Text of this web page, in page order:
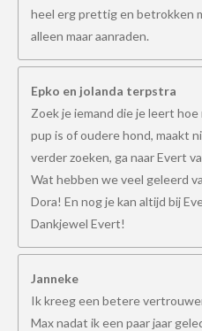
heel erg prettig en betrokken
alleen maar aanraden.
Epko en jolanda terpstra
Zoek je iemand die je leert
pup is of oudere hond, maakt
verder zoeken, ga naar Evert
Wat hebben we veel geleerd
Dora! En nog je kan altijd bij
Dankjewel Evert!
Janneke
Ik kreeg een betere
Max nadat ik een paar jaar